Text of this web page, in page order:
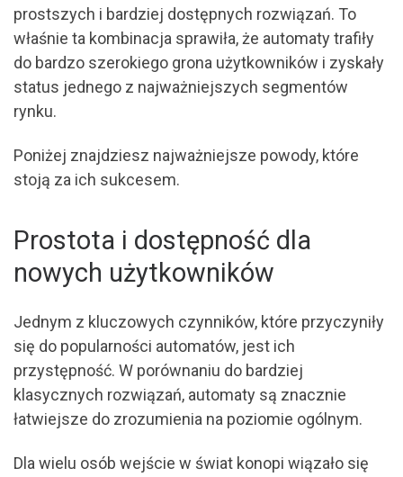
prostszych i bardziej dostępnych rozwiązań. To
właśnie ta kombinacja sprawiła, że automaty trafiły
do bardzo szerokiego grona użytkowników i zyskały
status jednego z najważniejszych segmentów
rynku.
Poniżej znajdziesz najważniejsze powody, które
stoją za ich sukcesem.
Prostota i dostępność dla
nowych użytkowników
Jednym z kluczowych czynników, które przyczyniły
się do popularności automatów, jest ich
przystępność. W porównaniu do bardziej
klasycznych rozwiązań, automaty są znacznie
łatwiejsze do zrozumienia na poziomie ogólnym.
Dla wielu osób wejście w świat konopi wiązało się